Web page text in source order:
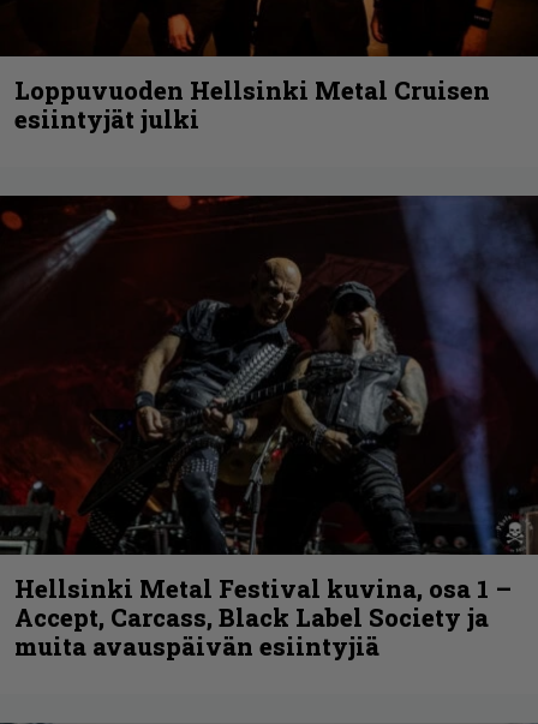
Loppuvuoden Hellsinki Metal Cruisen
esiintyjät julki
Hellsinki Metal Festival kuvina, osa 1 –
Accept, Carcass, Black Label Society ja
muita avauspäivän esiintyjiä